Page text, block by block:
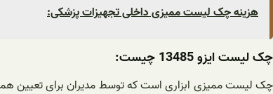
هزینه چک لیست ممیزی داخلی تجهیزات پزشکی:
چک لیست ایزو 13485 چیست: